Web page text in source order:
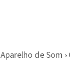
Aparelho de Som ›